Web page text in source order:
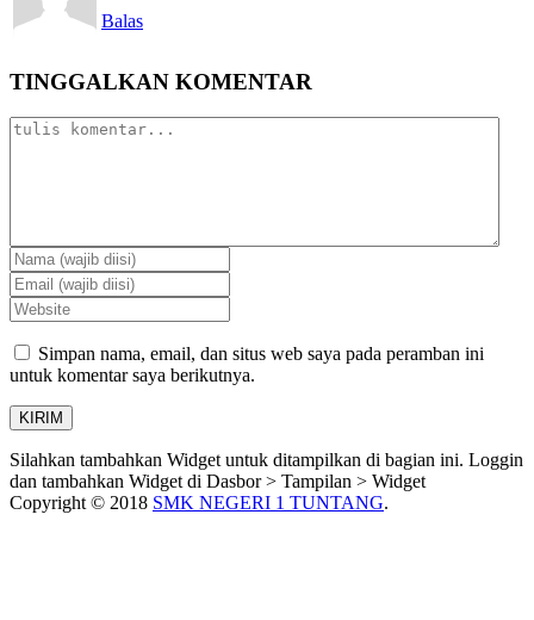
Balas
TINGGALKAN KOMENTAR
Simpan nama, email, dan situs web saya pada peramban ini
untuk komentar saya berikutnya.
Silahkan tambahkan Widget untuk ditampilkan di bagian ini. Loggin
dan tambahkan Widget di Dasbor > Tampilan > Widget
Copyright © 2018 SMK NEGERI 1 TUNTANG.